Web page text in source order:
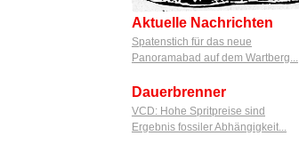
Aktuelle Nachrichten
Spatenstich für das neue
Panoramabad auf dem Wartberg...
Dauerbrenner
VCD: Hohe Spritpreise sind
Ergebnis fossiler Abhängigkeit...